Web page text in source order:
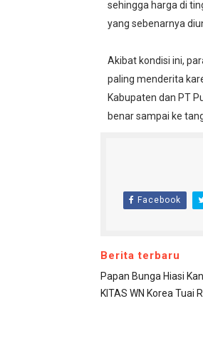
sehingga harga di
yang sebenarnya
‎Akibat kondisi ini,
paling menderita
Kabupaten dan PT
benar sampai ke
Facebook
Berita terbaru
Papan Bunga Hiasi
KITAS WN Korea Tuai